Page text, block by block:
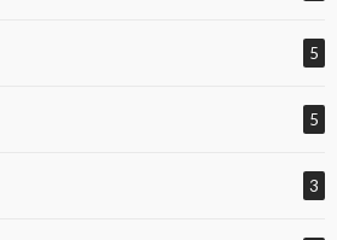
5
5
3